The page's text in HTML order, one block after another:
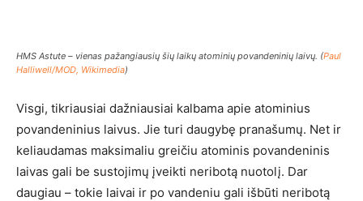
HMS Astute – vienas pažangiausių šių laikų atominių povandeninių laivų. (Paul
Halliwell/MOD, Wikimedia)
Visgi, tikriausiai dažniausiai kalbama apie atominius
povandeninius laivus. Jie turi daugybę pranašumų. Net ir
keliaudamas maksimaliu greičiu atominis povandeninis
laivas gali be sustojimų įveikti neribotą nuotolį. Dar
daugiau – tokie laivai ir po vandeniu gali išbūti neribotą